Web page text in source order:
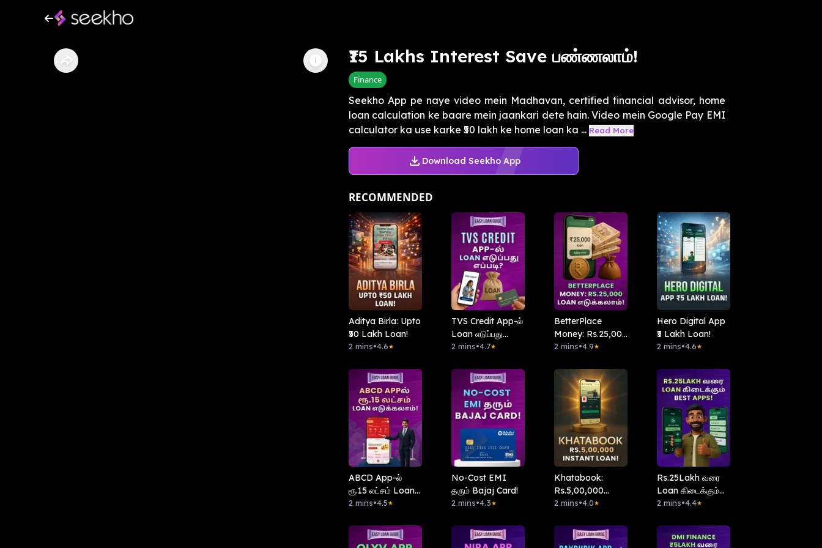
₹15 Lakhs Interest Save பண்ணலாம்!
Finance
Seekho App pe naye video mein Madhavan, certified financial advisor, home
loan calculation ke baare mein jaankari dete hain. Video mein Google Pay EMI
calculator ka use karke ₹50 lakh ke home loan ka ... Read More
Download Seekho App
RECOMMENDED
Aditya Birla: Upto
₹50 Lakh Loan!
2 mins•4.6★
TVS Credit App-ல்
Loan எடுப்பது
எப்படி?
2 mins•4.7★
BetterPlace
Money: Rs.25,000
Loan எடுக்கலாம்!
2 mins•4.9★
Hero Digital App
₹5 Lakh Loan!
2 mins•4.6★
ABCD App-ல்
ரூ.15 லட்சம் Loan
எடுக்கலாம்!
2 mins•4.5★
No-Cost EMI
தரும் Bajaj Card!
2 mins•4.3★
Khatabook:
Rs.5,00,000
Instant Loan!
2 mins•4.0★
Rs.25Lakh வரை
Loan கிடைக்கும்
Best Apps!
2 mins•4.4★